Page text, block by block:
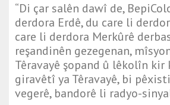
“Di çar salên dawî de,
derdora Erdê, du care li
care li derdora Merkûrê
reşandinên gezegenan,
Têravayê şopand û lêkolîn kir
giravêtî ya Têravayê, bi
vegerê, bandorê li radyo-